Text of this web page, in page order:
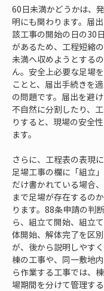
60日未満かどうかは、
明にも関わります。届
該工事の開始の日の30
があるため、工程短縮
未満へ収めようとする
ん。安全上必要な足場
ことと、届出手続きを
の問題です。届出を避
不自然に分割したり、
りすると、現場の安全
ます。
さらに、工程表の表現
足場工事の欄に「組立
だけ書かれている場合
まで足場が存在するの
ります。88条申請の判
ら、組立て開始、組立
体開始、解体完了を区
が、後から説明しやす
棟の工事や、同一敷地
ら作業する工事では、
場期間を分けて管理する